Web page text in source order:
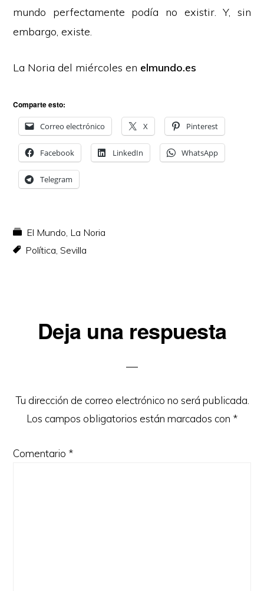
mundo perfectamente podía no existir. Y, sin
embargo, existe.
La Noria del miércoles en elmundo.es
Comparte esto:
Correo electrónico X Pinterest
Facebook LinkedIn WhatsApp
Telegram
El Mundo, La Noria
Política,Sevilla
Interacciones
lectores
Deja una respuesta
Tu dirección de correo electrónico no será publicada.
Los campos obligatorios están marcados con *
Comentario *